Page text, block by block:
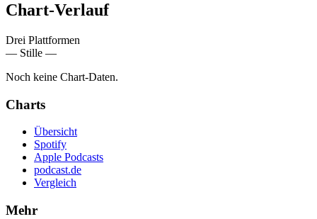
Chart-Verlauf
Drei Plattformen
— Stille —
Noch keine Chart-Daten.
Charts
Übersicht
Spotify
Apple Podcasts
podcast.de
Vergleich
Mehr